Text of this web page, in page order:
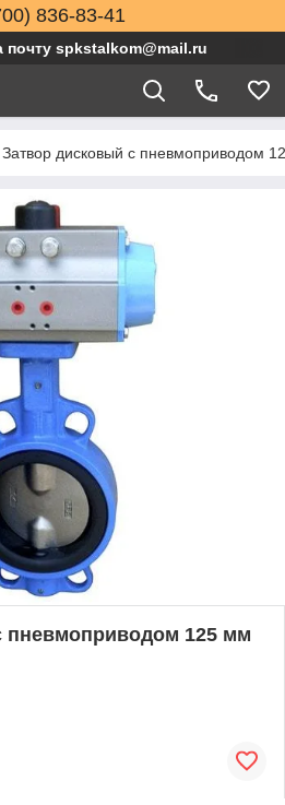
836-83-41
spkstalkom@mail.ru
Затвор дисковый с пневмоприводом
пневмоприводом 125 мм